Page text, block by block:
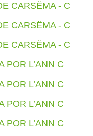
CARSËMA - C
CARSËMA - C
CARSËMA - C
POR L’ANN C
POR L’ANN C
POR L’ANN C
POR L’ANN C